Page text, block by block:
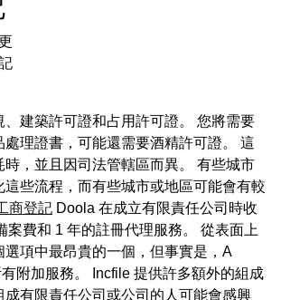
、建築許可證和占用許可證。 您將需要
理證書，可能還需要酒精許可證。 這
時，並且因司法管轄區而異。 有些城市
這些流程，而有些城市或地區可能會有較
商登記 Doola 在成立有限責任公司時收
案費和 1 年的註冊代理服務。 從表面上
選項中最昂貴的一個，但事實是，A
附加服務。 Incfile 提供許多額外的組成
成有限責任公司或公司的人可能會感興